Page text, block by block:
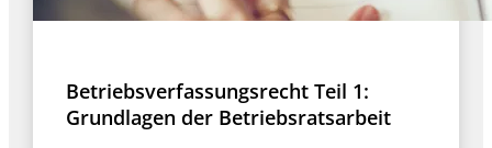
Betriebsverfassungsrecht Teil 1:
Grundlagen der Betriebsratsarbeit